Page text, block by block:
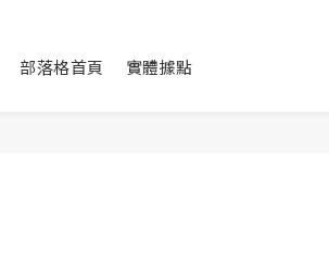
部落格首頁 實體據點